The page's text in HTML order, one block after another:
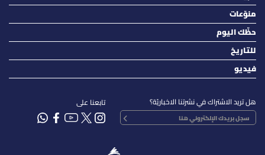
منوّعات
حظّك اليوم
للتاريخ
فيديو
هل تريد الاشتراك في نشرتنا الاخباريّة؟ تابعنا على